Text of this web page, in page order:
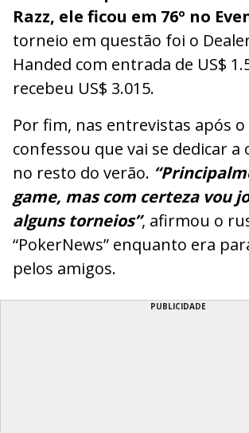
Razz, ele ficou em 76º no
torneio em questão foi o
Handed com entrada de US$
recebeu US$ 3.015.
Por fim, nas entrevistas após
confessou que vai se dedicar
no resto do verão.
game, mas com certeza vou
alguns torneios”, afirmou o
“PokerNews” enquanto era
pelos amigos.
PUBLICIDADE